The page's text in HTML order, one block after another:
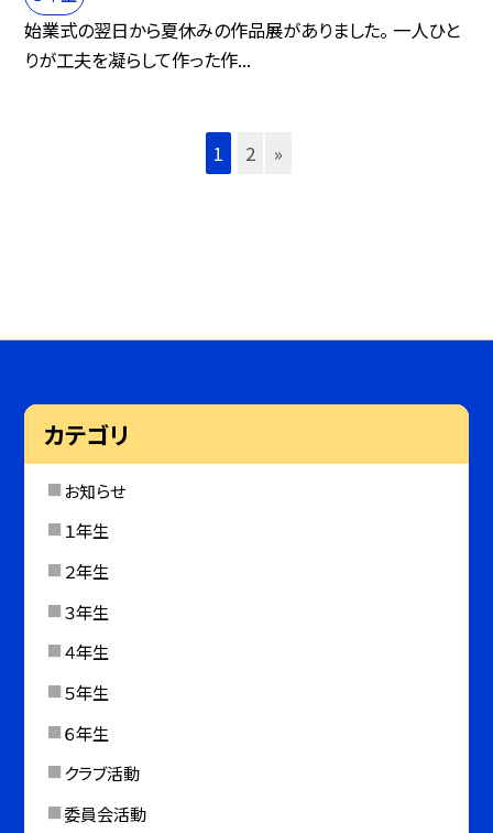
始業式の翌日から夏休みの作品展がありました。 一人ひと
りが工夫を凝らして作った作...
1 2 »
カテゴリ
お知らせ
１年生
２年生
３年生
４年生
５年生
６年生
クラブ活動
委員会活動